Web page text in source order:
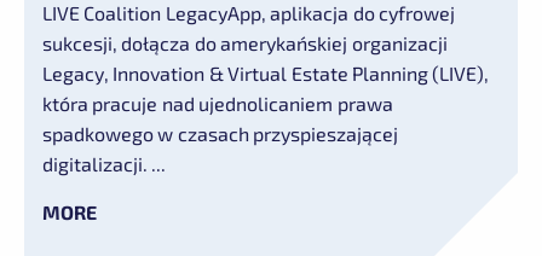
LIVE Coalition LegacyApp, aplikacja do cyfrowej
sukcesji, dołącza do amerykańskiej organizacji
Legacy, Innovation & Virtual Estate Planning (LIVE),
która pracuje nad ujednolicaniem prawa
spadkowego w czasach przyspieszającej
digitalizacji. ...
MORE